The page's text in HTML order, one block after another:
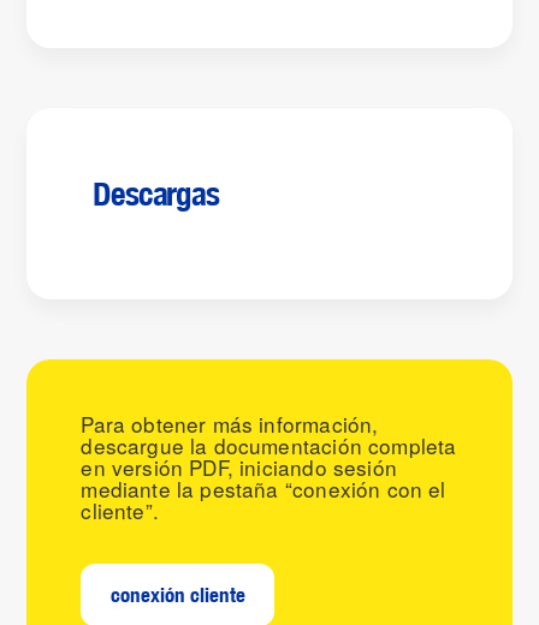
Descargas
Para obtener más información,
descargue la documentación completa
en versión PDF, iniciando sesión
mediante la pestaña “conexión con el
cliente”.
conexión cliente